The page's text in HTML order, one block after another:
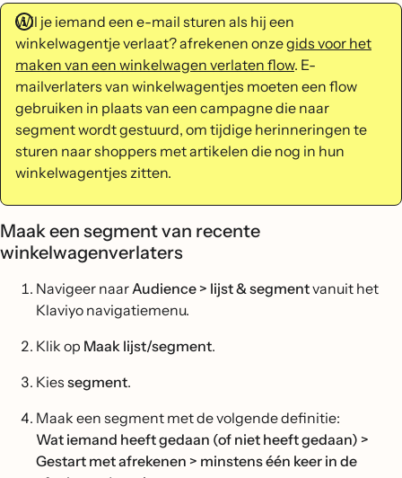
Wil je iemand een e-mail sturen als hij een
winkelwagentje verlaat? afrekenen onzegids voor het
maken van een winkelwagen verlaten flow. E-
mailverlaters van winkelwagentjes moeten een flow
gebruiken in plaats van een campagne die naar
segment wordt gestuurd, om tijdige herinneringen te
sturen naar shoppers met artikelen die nog in hun
winkelwagentjes zitten.
Maak een segment van recente
winkelwagenverlaters
Navigeer naarAudience > lijst & segmentvanuit het
Klaviyo navigatiemenu.
Klik op Maak lijst/segment.
Kies segment.
Maak een segment met de volgende definitie:
Wat iemand heeft gedaan (of niet heeft gedaan) >
Gestart met afrekenen > minstens één keer in de